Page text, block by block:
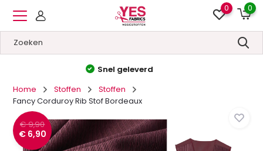
0 0
Hoge kwaliteit&Lage prijzen
Home
Stoffen
Stoffen
Fancy Corduroy Rib Stof Bordeaux
€ 9,90
€ 6,90